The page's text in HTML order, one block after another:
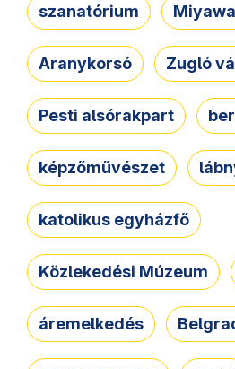
szanatórium
Aranykorsó Zugló
Pesti alsórakpart
képzőművészet
katolikus egyházfő
Közlekedési Múzeum
áremelkedés